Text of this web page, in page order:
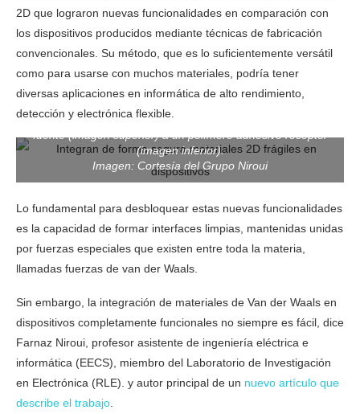
2D que lograron nuevas funcionalidades en comparación con
los dispositivos producidos mediante técnicas de fabricación
convencionales. Su método, que es lo suficientemente versátil
como para usarse con muchos materiales, podría tener
diversas aplicaciones en informática de alto rendimiento,
detección y electrónica flexible.
MIT: Las diversas fuerzas superficiales disponibles a
nanoescala permiten a los investigadores adaptar la
transferencia de la matriz adhesiva a muchos materiales
diferentes. Por ejemplo, aquí, mediante el uso de polímeros
de carbono de un átomo de espesor, desde un sustrato
fuente (imagen superior) a un polímero adhesivo receptor
(imagen inferior).
Imagen: Cortesía del Grupo Niroui
Lo fundamental para desbloquear estas nuevas funcionalidades
es la capacidad de formar interfaces limpias, mantenidas unidas
por fuerzas especiales que existen entre toda la materia,
llamadas fuerzas de van der Waals.
Sin embargo, la integración de materiales de Van der Waals en
dispositivos completamente funcionales no siempre es fácil, dice
Farnaz Niroui, profesor asistente de ingeniería eléctrica e
informática (EECS), miembro del Laboratorio de Investigación
en Electrónica (RLE). y autor principal de un nuevo artículo que
describe el trabajo